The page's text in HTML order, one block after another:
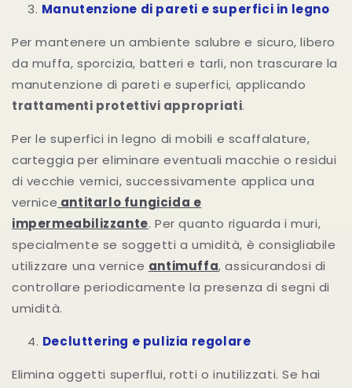
Manutenzione di pareti e superfici in legno
Per mantenere un ambiente salubre e sicuro, libero
da muffa, sporcizia, batteri e tarli, non trascurare la
manutenzione di pareti e superfici, applicando
trattamenti protettivi appropriati.
Per le superfici in legno di mobili e scaffalature,
carteggia per eliminare eventuali macchie o residui
di vecchie vernici, successivamente applica una
vernice antitarlo fungicida e
impermeabilizzante. Per quanto riguarda i muri,
specialmente se soggetti a umidità, è consigliabile
utilizzare una vernice antimuffa, assicurandosi di
controllare periodicamente la presenza di segni di
umidità.
Decluttering e pulizia regolare
Elimina oggetti superflui, rotti o inutilizzati. Se hai